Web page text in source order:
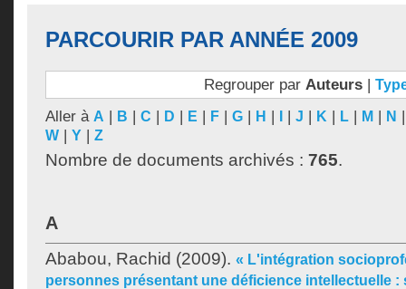
PARCOURIR PAR ANNÉE 2009
Regrouper par Auteurs|
Aller à A | B | C | D | E | F | G | H | | J | K | L | M | N
W | Y | Z
Nombre de documents archivés : 765.
A
Ababou, Rachid (2009). « L'intégration
personnes présentant une déficience intellectuelle :